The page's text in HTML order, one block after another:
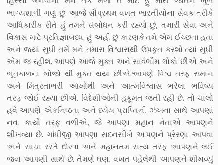
ભાગ્યશાળી ગણું છું. આજે સૌપ્રથમ વખત ભારતીયોના સેવક તરીકે
આધિકારીક રીતે હું તમને સંબોધન કરી રહ્યો છું, તમારી સેવા અને
વિકાસ માટે પ્રતિજ્ઞાબધ્ધ. હું અહીં છું કારણકે તમે એમ ઈચ્છતા હતા
અને જ્યાં સુધી તમે મને તમારા વિશ્વાસથી ઉપકૃત કરશો ત્યાં સુધી
એમ જ રહીશ. આપણે આજે મુક્ત અને સાર્વભૌમ લોકો છીએ અને
ભૂતકાળના બોજો થી મુક્ત થયા છીએ.આપણે વિશ્વ તરફ સમાન
અને મિત્રતાભરી આંખોથી અને આત્મવિશ્વાસ ભરેલા ભવિષ્ય
તરફ જોઈ રહ્યા છીએ. વિદેશીઓની હકૂમત જતી રહી છે. તો ચાલો
હવે આપણે એકનિષ્ઠતા અને ધ્યેય પ્રાપ્તિની ઝંખના સાથે આપણાં
નવા કાર્યો તરફ વળીએ, જે આપણા મહાન નેતાએ આપણને
શીખવ્યા છે. ગાંધીજી આપણા સદનસીબે આપણને પ્રેરણા આપવા
અને સાચા રસ્તે દોરવા અને મહાનતમ સત્ય તરફ આપણને લઈ
જવા આપણી સાથે છે. તેમણે ઘણાં વખત પહેલેથી આપણને શીખવ્યું